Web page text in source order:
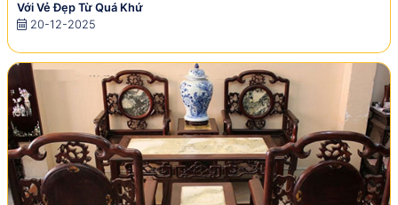
Với Vẻ Đẹp Từ Quá Khứ
20-12-2025